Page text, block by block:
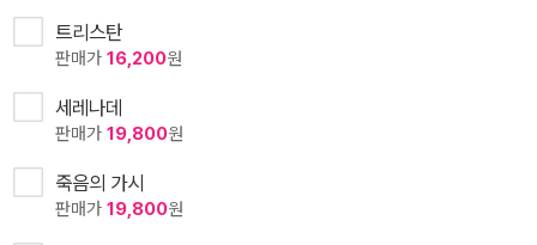
트리스탄
판매가 16,200원
세레나데
판매가 19,800원
죽음의 가시
판매가 19,800원